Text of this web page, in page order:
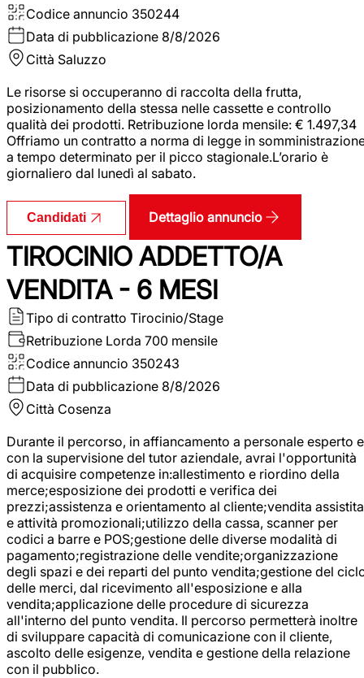
Codice annuncio 350244
Data di pubblicazione 8/8/2026
Città Saluzzo
Le risorse si occuperanno di raccolta della frutta,
posizionamento della stessa nelle cassette e controllo
qualità dei prodotti. Retribuzione lorda mensile: € 1.497,34
Offriamo un contratto a norma di legge in
a tempo determinato per il picco stagionale.L’orario è
giornaliero dal lunedì al sabato.
Candidati Dettaglio annuncio
TIROCINIO ADDETTO/A
VENDITA - 6 MESI
Tipo di contratto Tirocinio/Stage
Retribuzione Lorda 700 mensile
Codice annuncio 350243
Data di pubblicazione 8/8/2026
Città Cosenza
Durante il percorso, in affiancamento a personale esperto e
con la supervisione del tutor aziendale, avrai l'opportunità
di acquisire competenze in:allestimento e riordino della
merce;esposizione dei prodotti e verifica dei
prezzi;assistenza e orientamento al cliente;vendita assistita
e attività promozionali;utilizzo della cassa, scanner per
codici a barre e POS;gestione delle diverse modalità di
pagamento;registrazione delle vendite;organizzazione
degli spazi e dei reparti del punto vendita;gestione del
delle merci, dal ricevimento all'esposizione e alla
vendita;applicazione delle procedure di sicurezza
all'interno del punto vendita. Il percorso permetterà inoltre
di sviluppare capacità di comunicazione con il cliente,
ascolto delle esigenze, vendita e gestione della relazione
con il pubblico.